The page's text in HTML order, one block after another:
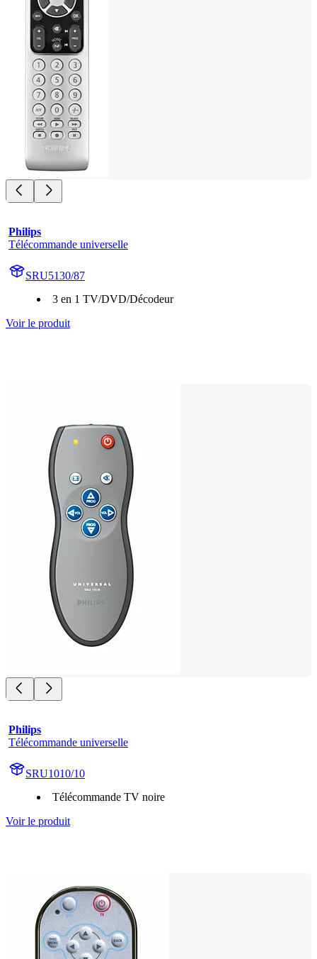
Philips
Télécommande universelle
SRU5130/87
3 en 1 TV/DVD/Décodeur
Voir le produit
Philips
Télécommande universelle
SRU1010/10
Télécommande TV noire
Voir le produit